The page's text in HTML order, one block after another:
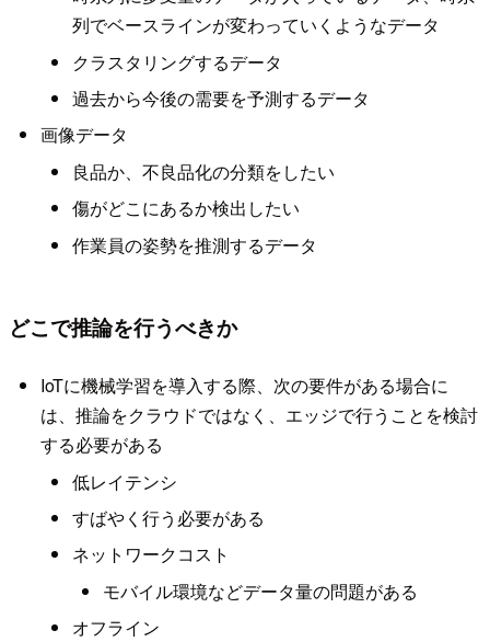
列でベースラインが変わっていくようなデータ
クラスタリングするデータ
過去から今後の需要を予測するデータ
画像データ
良品か、不良品化の分類をしたい
傷がどこにあるか検出したい
作業員の姿勢を推測するデータ
どこで推論を行うべきか
IoTに機械学習を導入する際、次の要件がある場合に
は、推論をクラウドではなく、エッジで行うことを検討
する必要がある
低レイテンシ
すばやく行う必要がある
ネットワークコスト
モバイル環境などデータ量の問題がある
オフライン